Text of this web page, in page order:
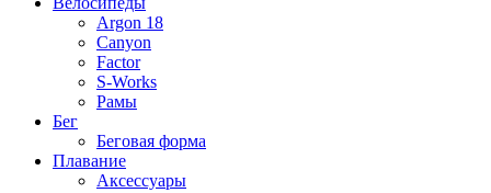
Argon 18
Canyon
Factor
S-Works
Рамы
Бег
Беговая форма
Плавание
Аксессуары